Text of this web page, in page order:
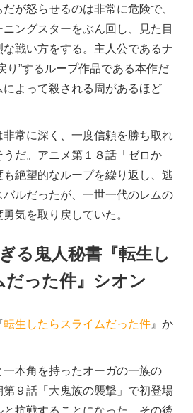
が怒らせるのは非常に危険で、
ングスターをぶん回し、見た目
戦い方をする。主人公であるナ
り”するループ作品である本作だ
よって殺される周があるほど
常に深く、一度信頼を勝ち取れ
だ。アニメ第１８話「ゼロか
絶望的なループを繰り返し、逃
ルだったが、一世一代のレムの
気を取り戻していた。
る鬼人秘書『転生し
った件』シオン
転生したらスライムだった件 』か
本角を持ったオーガの一族の
９話「大鬼族の襲撃」で初登場